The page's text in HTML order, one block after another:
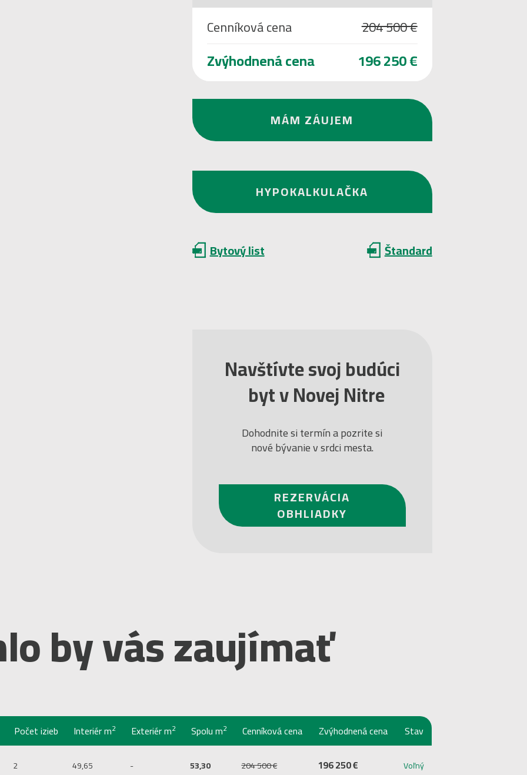
Cenníková cena 204 500 €
Zvýhodnená cena 196 250 €
MÁM ZÁUJEM
HYPOKALKULAČKA
Bytový list Štandard
Navštívte svoj budúci
byt v Novej Nitre
Dohodnite si termín a pozrite si
nové bývanie v srdci mesta.
REZERVÁCIA
OBHLIADKY
by vás zaujímať
Počet izieb Interiérm2 Exteriérm2 Spolum2 Cenníková cena Zvýhodnená cena Stav
2 49,65 - 53,30 204 500 € 196 250 € Voľný